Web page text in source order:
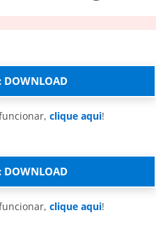
DOWNLOAD
clique aqui!
DOWNLOAD
clique aqui!